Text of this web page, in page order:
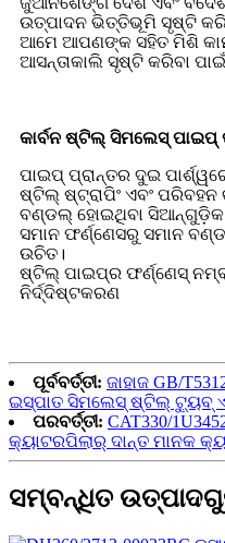
ଉତ୍ପାଦନ ଭିତ୍ତିଭୂମି ସୃଷ୍ଟି
ଆମେ ଆପଣଙ୍କ ସହିତ ମିଶି
ଆସନ୍ତାକାଲି ସୃଷ୍ଟି କରିବା
କାର୍ବନ ଷ୍ଟିଲ୍ ସିମଲେସ୍ ପାଇପ୍
ପାଇପ୍ ପ୍ରାନ୍ତର ଦୁଇ
ଷ୍ଟିଲ୍ ଷ୍ଟ୍ରାପିଂ ଏବଂ
ବଣ୍ଡଲ୍ ହୋଇଥିବା ସିଆନ୍‌ଗୁଡ଼ିକ
ସମାନ ଫର୍ଣ୍ଣେସରୁ ସମାନ
ଉଚିତ।
ଷ୍ଟିଲ୍ ପାଇପ୍‌ର ଫର୍ଣ୍ଣେସ୍
ନିର୍ଦ୍ଦିଷ୍ଟକରଣ
ପୂର୍ବବର୍ତ୍ତୀ: ଜାହାଜ GB/
ଇସ୍ପାତ ସିମଲେସ୍ ଷ୍ଟିଲ୍ ଟ୍ୟୁବ୍
ପରବର୍ତ୍ତୀ: CAT330/
କ୍ୟାଟରପିଲାର୍ ଦାନ୍ତ ମାନକ
ସମ୍ବନ୍ଧିତ